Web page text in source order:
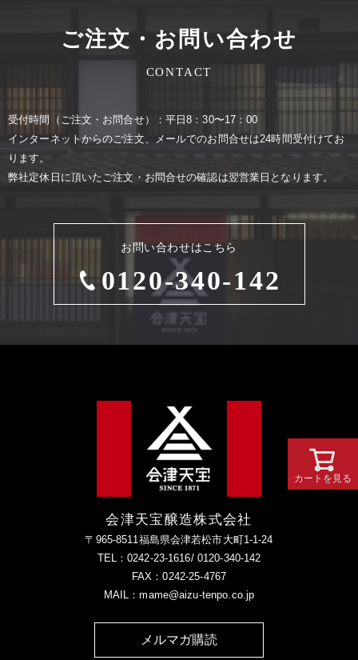
ご注文・お問い合わせ
CONTACT
お問い合わせはこちら
0120-340-142
受付時間（ご注⽂・お問合せ）：平⽇8：30〜17：00
インターネットからのご注⽂、メールでのお問合せは24時間受付けてお
ります。
弊社定休⽇に頂いたご注⽂・お問合せの確認は翌営業⽇となります。
会津天宝醸造株式会社
〒965-8511福島県会津若松市大町1-1-24
TEL：0242-23-1616/ 0120-340-142
FAX：0242-25-4767
MAIL：mame@aizu-tenpo.co.jp
メルマガ購読
カートを見る